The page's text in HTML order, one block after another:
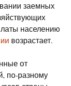
заемных
населению
возрастает.
от
по-разному